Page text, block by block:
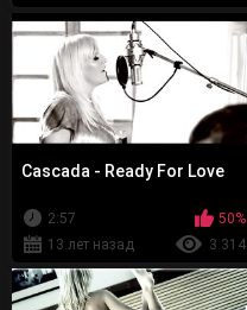
Cascada - Ready For Love
2:57
50%
13 лет назад
3 314